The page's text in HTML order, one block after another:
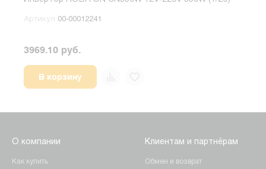
Артикул 00-00012241
3969.10 руб.
В корзину
О компании
Как купить
Клиентам и партнёрам
Обмен и возврат